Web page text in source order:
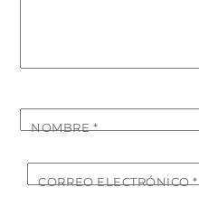
NOMBRE*
CORREO ELECTRÓNICO*